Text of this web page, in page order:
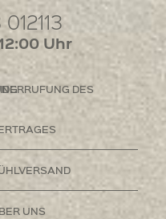
Uhr
DES
UNS